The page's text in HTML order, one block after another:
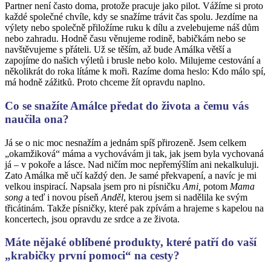
Partner není často doma, protože pracuje jako pilot. Vážíme si proto
každé společné chvíle, kdy se snažíme trávit čas spolu. Jezdíme na
výlety nebo společně přiložíme ruku k dílu a zvelebujeme náš dům
nebo zahradu. Hodně času věnujeme rodině, babičkám nebo se
navštěvujeme s přáteli. Už se těším, až bude Amálka větší a
zapojíme do našich výletů i brusle nebo kolo. Milujeme cestování a
několikrát do roka lítáme k moři. Razíme doma heslo: Kdo málo spí,
má hodně zážitků. Proto chceme žít opravdu naplno.
Co se snažíte Amálce předat do života a čemu vás
naučila ona?
Já se o nic moc nesnažím a jednám spíš přirozeně. Jsem celkem
„okamžiková“ máma a vychovávám ji tak, jak jsem byla vychovaná
já – v pokoře a lásce. Nad ničím moc nepřemýšlím ani nekalkuluji.
Zato Amálka mě učí každý den. Je samé překvapení, a navíc je mi
velkou inspirací. Napsala jsem pro ni písničku Ami, potom Mama
song a teď i novou píseň Anděl, kterou jsem si nadělila ke svým
třicátinám. Takže písničky, které pak zpívám a hrajeme s kapelou na
koncertech, jsou opravdu ze srdce a ze života.
Máte nějaké oblíbené produkty, které patří do vaší
„krabičky první pomoci“ na cesty?